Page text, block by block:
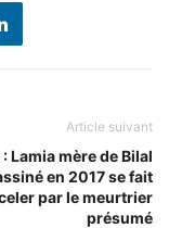
Article suivant
Lamia mère de Bilal
en 2017 se fait
par le meurtrier
présumé